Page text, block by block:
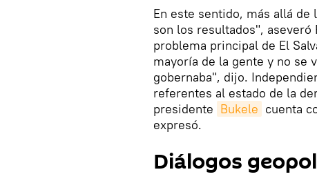
En este sentido, más allá
son los resultados", aseveró
problema principal de El
mayoría de la gente y no se
gobernaba", dijo.
referentes al estado de la
presidente Bukele cuenta
expresó.
Diálogos